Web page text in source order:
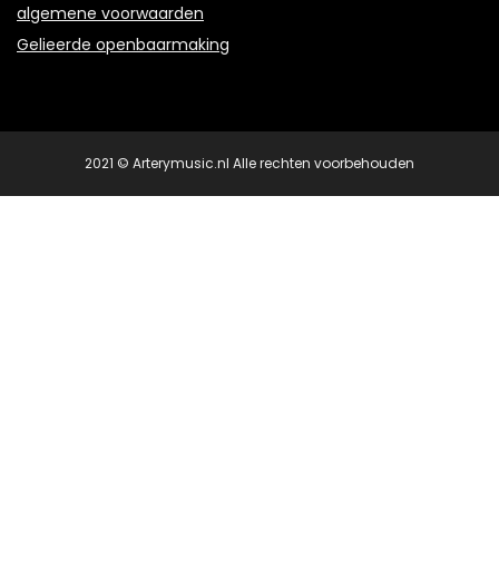
algemene voorwaarden
Gelieerde openbaarmaking
2021 © Arterymusic.nl Alle rechten voorbehouden